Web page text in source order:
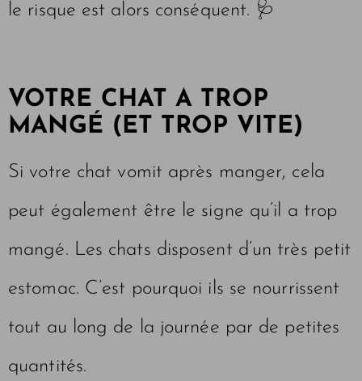
le risque est alors conséquent. 🩺
VOTRE CHAT A TROP
MANGÉ (ET TROP VITE)
Si votre chat vomit après manger, cela
peut également être le signe qu’il a trop
mangé. Les chats disposent d’un très petit
estomac. C’est pourquoi ils se nourrissent
tout au long de la journée par de petites
quantités.